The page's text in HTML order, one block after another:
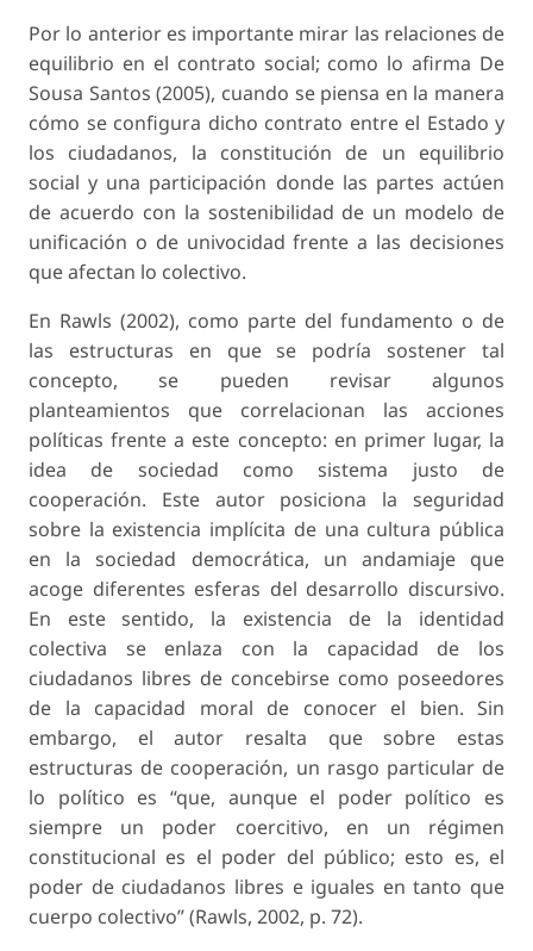
Por lo anterior es importante mirar las relaciones de
equilibrio en el contrato social; como lo afirma De
Sousa Santos (2005), cuando se piensa en la manera
cómo se configura dicho contrato entre el Estado y
los ciudadanos, la constitución de un equilibrio
social y una participación donde las partes actúen
de acuerdo con la sostenibilidad de un modelo de
unificación o de univocidad frente a las decisiones
que afectan lo colectivo.
En Rawls (2002), como parte del fundamento o de
las estructuras en que se podría sostener tal
concepto, se pueden revisar algunos
planteamientos que correlacionan las acciones
políticas frente a este concepto: en primer lugar, la
idea de sociedad como sistema justo de
cooperación. Este autor posiciona la seguridad
sobre la existencia implícita de una cultura pública
en la sociedad democrática, un andamiaje que
acoge diferentes esferas del desarrollo discursivo.
En este sentido, la existencia de la identidad
colectiva se enlaza con la capacidad de los
ciudadanos libres de concebirse como poseedores
de la capacidad moral de conocer el bien. Sin
embargo, el autor resalta que sobre estas
estructuras de cooperación, un rasgo particular de
lo político es “que, aunque el poder político es
siempre un poder coercitivo, en un régimen
constitucional es el poder del público; esto es, el
poder de ciudadanos libres e iguales en tanto que
cuerpo colectivo” (Rawls, 2002, p. 72).